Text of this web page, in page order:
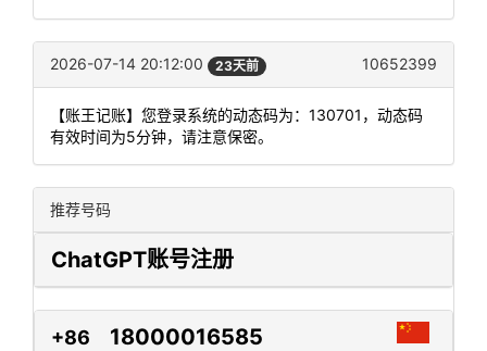
2026-07-14 20:12:00 23天前 10652399
【账王记账】您登录系统的动态码为：130701，动态码
有效时间为5分钟，请注意保密。
推荐号码
ChatGPT账号注册
+86 18000016585